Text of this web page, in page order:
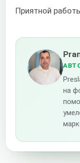
Приятной
на